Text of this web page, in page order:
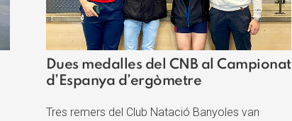
Dues medalles del CNB al Campionat
d’Espanya d’ergòmetre
Tres remers del Club Natació Banyoles van